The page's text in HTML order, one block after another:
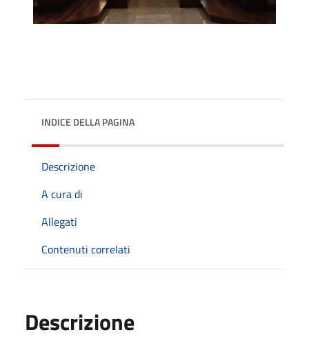
INDICE DELLA PAGINA
Descrizione
A cura di
Allegati
Contenuti correlati
Descrizione